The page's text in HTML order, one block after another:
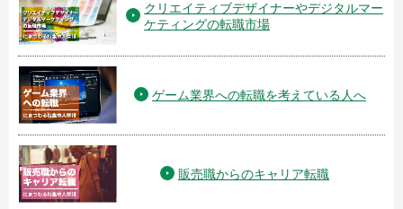
クリエイティブデザイナーやデジタルマー
ケティングの転職市場
ゲーム業界への転職を考えている人へ
販売職からのキャリア転職